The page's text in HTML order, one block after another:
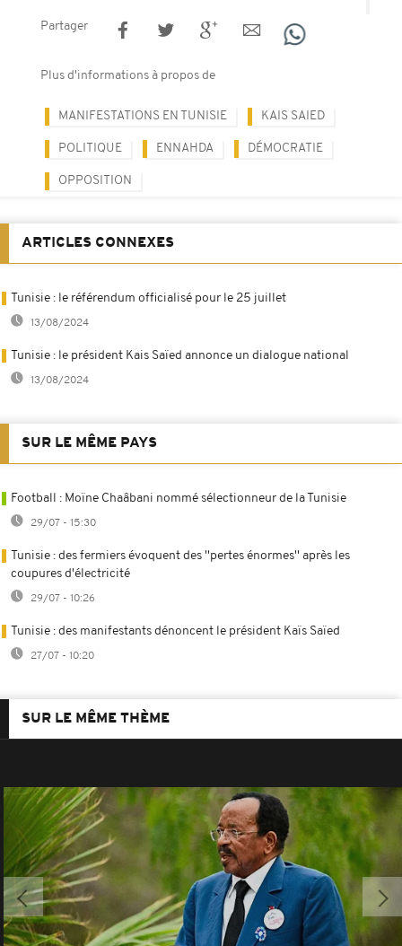
Partager
Plus d'informations à propos de
MANIFESTATIONS EN TUNISIE KAIS SAIED
POLITIQUE ENNAHDA DÉMOCRATIE
OPPOSITION
ARTICLES CONNEXES
Tunisie : le référendum officialisé pour le 25 juillet
13/08/2024
Tunisie : le président Kais Saïed annonce un dialogue national
13/08/2024
SUR LE MÊME PAYS
Football : Moïne Chaâbani nommé sélectionneur de la Tunisie
29/07 - 15:30
Tunisie : des fermiers évoquent des ''pertes énormes'' après les
coupures d'électricité
29/07 - 10:26
Tunisie : des manifestants dénoncent le président Kaïs Saïed
27/07 - 10:20
SUR LE MÊME THÈME